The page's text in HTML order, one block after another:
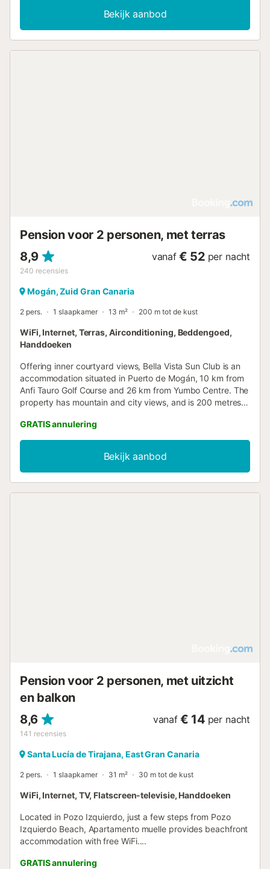
Bekijk aanbod
Pension voor 2 personen, met terras
8,9
240 recensies
vanaf € 52 per nacht
Mogán, Zuid Gran Canaria
2 pers. 1 slaapkamer 13 m² 200 m tot de kust
WiFi, Internet, Terras, Airconditioning, Beddengoed,
Handdoeken
Offering inner courtyard views, Bella Vista Sun Club is an
accommodation situated in Puerto de Mogán, 10 km from
Anfi Tauro Golf Course and 26 km from Yumbo Centre. The
property has mountain and city views, and is 200 metres
GRATIS annulering
Bekijk aanbod
Pension voor 2 personen, met uitzicht
en balkon
8,6
141 recensies
vanaf € 14 per nacht
Santa Lucía de Tirajana, East Gran Canaria
2 pers. 1 slaapkamer 31 m² 30 m tot de kust
WiFi, Internet, TV, Flatscreen-televisie, Handdoeken
Located in Pozo Izquierdo, just a few steps from Pozo
Izquierdo Beach, Apartamento muelle provides beachfront
accommodation with free WiFi....
GRATIS annulering